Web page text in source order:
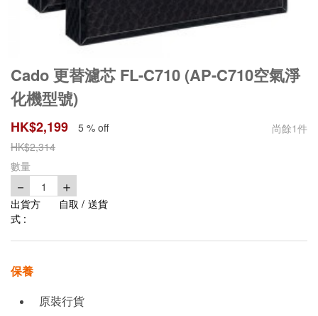
Cado 更替濾芯 FL-C710 (AP-C710空氣淨
化機型號)
HK$2,199 5 % off 尚餘1件
HK$2,314
數量
－ 1 ＋
出貨方
式 :
自取 / 送貨
保養
原裝行貨